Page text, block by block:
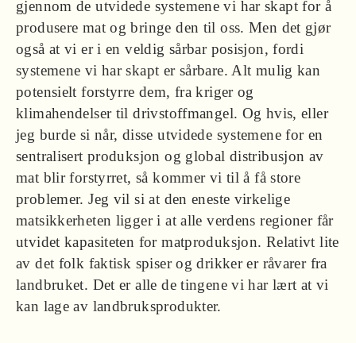
gjennom de utvidede systemene vi har skapt for å
produsere mat og bringe den til oss. Men det gjør
også at vi er i en veldig sårbar posisjon, fordi
systemene vi har skapt er sårbare. Alt mulig kan
potensielt forstyrre dem, fra kriger og
klimahendelser til drivstoffmangel. Og hvis, eller
jeg burde si når, disse utvidede systemene for en
sentralisert produksjon og global distribusjon av
mat blir forstyrret, så kommer vi til å få store
problemer. Jeg vil si at den eneste virkelige
matsikkerheten ligger i at alle verdens regioner får
utvidet kapasiteten for matproduksjon. Relativt lite
av det folk faktisk spiser og drikker er råvarer fra
landbruket. Det er alle de tingene vi har lært at vi
kan lage av landbruksprodukter.